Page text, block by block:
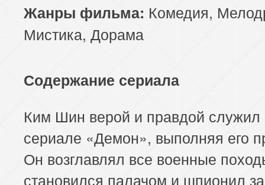
Жанры фильма: Комедия,
Мистика, Дорама
Содержание сериала
Ким Шин верой и правдой служил
сериале «Демон», выполняя его
Он возглавлял все военные
становился палачом и шпионил за